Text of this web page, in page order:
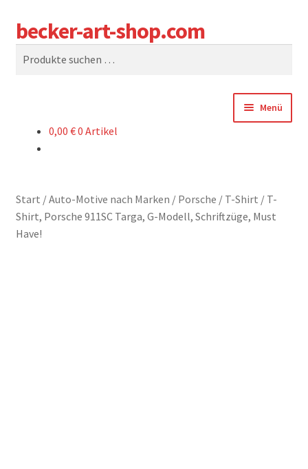
Zur
Navigation
springen
Zum
Inhalt
springen
becker-art-shop.com
Suchen
Menü
KASSE
0,00 €0 Artikel
Start /Auto-Motive nach Marken / Porsche / T-Shirt / T-
Shirt, Porsche 911SC Targa, G-Modell, Schriftzüge, Must
Have!